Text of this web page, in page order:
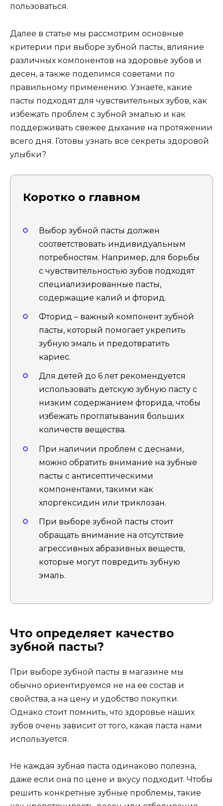
пользоваться.
Далее в статье мы рассмотрим основные
критерии при выборе зубной пасты, влияние
различных компонентов на здоровье зубов и
десен, а также поделимся советами по
правильному применению. Узнаете, какие
пасты подходят для чувствительных зубов, как
избежать проблем с зубной эмалью и как
поддерживать свежее дыхание на протяжении
всего дня. Готовы узнать все секреты здоровой
улыбки?
Коротко о главном
Выбор зубной пасты должен
соответствовать индивидуальным
потребностям. Например, для борьбы
с чувствительностью зубов подходят
специализированные пасты,
содержащие калий и фторид.
Фторид – важный компонент зубной
пасты, который помогает укрепить
зубную эмаль и предотвратить
кариес.
Для детей до 6 лет рекомендуется
использовать детскую зубную пасту с
низким содержанием фторида, чтобы
избежать проглатывания больших
количеств вещества.
При наличии проблем с деснами,
можно обратить внимание на зубные
пасты с антисептическими
компонентами, такими как
хлоргексидин или триклозан.
При выборе зубной пасты стоит
обращать внимание на отсутствие
агрессивных абразивных веществ,
которые могут повредить зубную
эмаль.
Что определяет качество
зубной пасты?
При выборе зубной пасты в магазине мы
обычно ориентируемся не на ее состав и
свойства, а на цену и удобство покупки.
Однако стоит помнить, что здоровье наших
зубов очень зависит от того, какая паста нами
используется.
Не каждая зубная паста одинаково полезна,
даже если она по цене и вкусу подходит. Чтобы
решить конкретные зубные проблемы, такие